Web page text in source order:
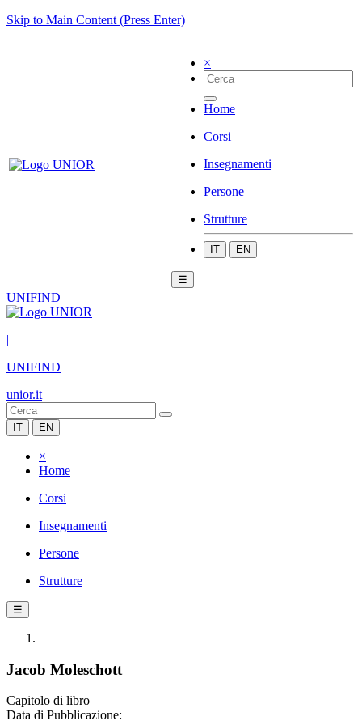
Skip to Main Content (Press Enter)
×
Home
Corsi
Insegnamenti
Persone
Strutture
IT EN
☰
UNIFIND
|
UNIFIND
unior.it
IT EN
×
Home
Corsi
Insegnamenti
Persone
Strutture
☰
Jacob Moleschott
Capitolo di libro
Data di Pubblicazione: